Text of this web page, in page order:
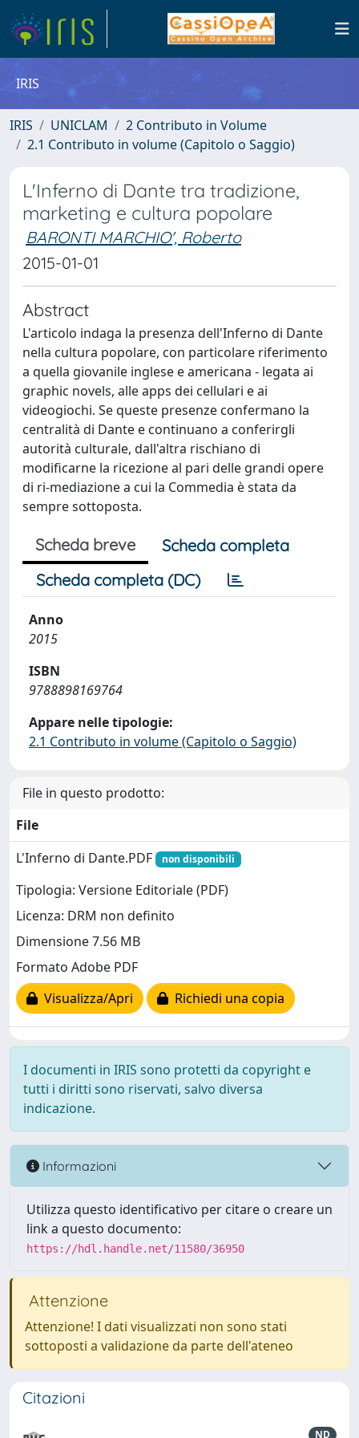
IRIS
IRIS UNICLAM
2 Contributo in Volume
2.1 Contributo in volume (Capitolo o Saggio)
L'Inferno di Dante tra tradizione,
marketing e cultura popolare
BARONTI MARCHIO', Roberto
2015-01-01
Abstract
L'articolo indaga la presenza dell'Inferno di Dante
nella cultura popolare, con particolare riferimento
a quella giovanile inglese e americana - legata ai
graphic novels, alle apps dei cellulari e ai
videogiochi. Se queste presenze confermano la
centralità di Dante e continuano a conferirgli
autorità culturale, dall'altra rischiano di
modificarne la ricezione al pari delle grandi opere
di ri-mediazione a cui la Commedia è stata da
sempre sottoposta.
Scheda breve
Scheda completa
Scheda completa (DC)
Anno
2015
ISBN
9788898169764
Appare nelle tipologie:
2.1 Contributo in volume (Capitolo o Saggio)
File in questo prodotto:
File
L'Inferno di Dante.PDF
non disponibili
Tipologia: Versione Editoriale (PDF)
Licenza: DRM non definito
Dimensione 7.56 MB
Formato Adobe PDF
Visualizza/Apri
Richiedi una copia
I documenti in IRIS sono protetti da copyright e
tutti i diritti sono riservati, salvo diversa
indicazione.
Informazioni
Utilizza questo identificativo per citare o creare un
link a questo documento:
https://hdl.handle.net/11580/36950
Attenzione
Attenzione! I dati visualizzati non sono stati
sottoposti a validazione da parte dell'ateneo
Citazioni
ND